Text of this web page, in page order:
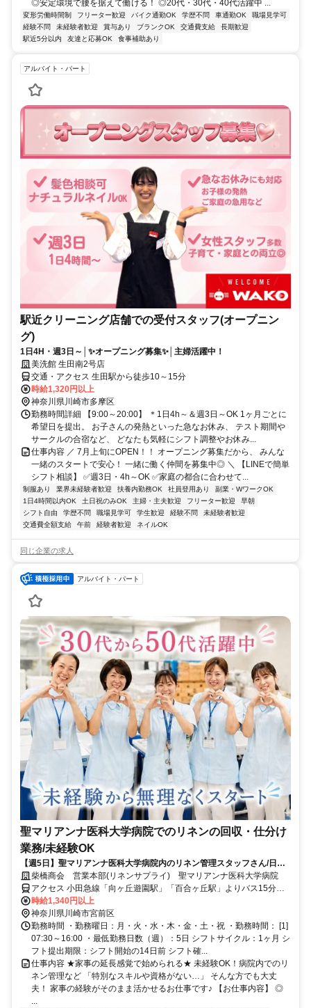
◎安定環境で腰を据えて働ける！ ◎20代・30代・40代活躍中 ...
変形労働時間制 フリーター歓迎 バイク通勤OK 学歴不問 車通勤OK
職場見学可
経験不問
未経験者歓迎 賞与あり ブランクOK 交通費支給
長期歓迎
駅近5分以内
友達と応募OK 食事補助あり
アルバイト・パート
駅近クリーニング店舗での受付スタッフ(オープニン
グ)
1日4H・週3日～│✨オープニング募集✨│主婦活躍中！
美洗館 生田南2号店
交通・アクセス 生田駅から徒歩10～15分
時給1,320円以上
神奈川県川崎市多摩区
勤務時間詳細 【9:00～20:00】 ＊1日4h～＆週3日～OK 1ヶ月ごとに
希望日を提出。 お子さんの発熱といった急なお休み、 テスト期間や
サークルの合宿など、 どなたも気軽にシフト調整やお休み...
仕事内容 ／ 7月上旬にOPEN！！ オープニング募集だから、 みんな
一緒のスタートで安心！ 一緒に働く仲間を募集中◎ ＼ 【LINEで簡単
シフト相談】 ✅週3日・4h～OK ✅家庭の都合に合わせて...
制服あり 業界未経験者歓迎 扶養内勤務OK 社員登用あり
副業・WワークOK
1日4時間以内OK
土日祝のみOK 主婦・主夫歓迎 フリーター歓迎
早朝
シフト自由
学歴不問 職場見学可 学生歓迎 経験不問
未経験者歓迎
交通費全額支給
午前 経験者歓迎 ネイルOK
同じ企業の求人
アルバイト・パート
聖マリアンナ医科大学病院でのリネンの回収・仕分け
業務/未経験OK
【週5日】聖マリアンナ医科大学病院内のリネン管理スタッフさん/日曜
は固定でお休み/安心の社保完備/家庭と両立を応援します
柴橋商会 営業本部(リネンサプライ) 聖マリアンナ医科大学病院
アクセス 小田急線「向ヶ丘遊園駅」「百合ヶ丘駅」よりバス15分、
「あざみ野駅」「新百合ヶ丘駅」よりバス25分
時給1,340円以上
神奈川県川崎市宮前区
勤務時間 ・勤務曜日：月・火・水・木・金・土・祝 ・勤務時間： [1]
07:30～16:00 ・最低勤務日数（週）：5日 シフトサイクル：1ヶ月 シ
フト提出期限：シフト開始の14日前 シフト確...
仕事内容 ★家事の延長感覚で始められる★ 未経験OK！病院内でのリ
ネン管理など 「特別なスキルや資格がない…」 そんな方でも大丈
夫！ 家事の経験がそのまま活かせるお仕事です♪ 【お仕事内容】 ◎